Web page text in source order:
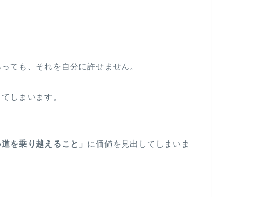
ても、それを自分に許せません。
しまいます。
を乗り越えること」 に価値を見出してしまいま